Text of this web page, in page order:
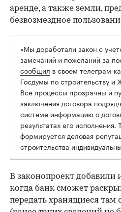
аренде, а также земли,
безвозмездное
«Мы доработали закон с
замечаний и пожеланий за
сообщил в своем телеграм-
Госдумы по строительству
Все процессы прозрачны и
заключения договора
системе информацию о
результатах его
формируется деловая
строительства
В законопроект
когда банк сможет
передать хранящиеся там